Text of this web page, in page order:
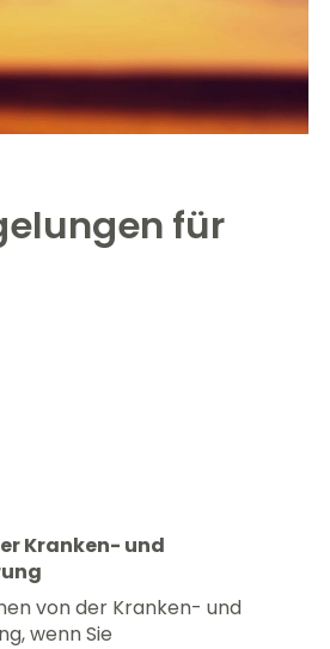
für
Kranken- und
von der Kranken- und
wenn Sie